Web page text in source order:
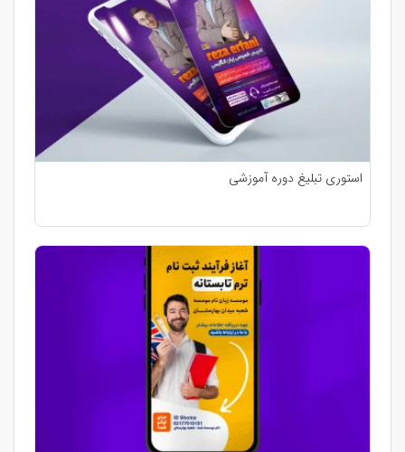
استوری تبلیغ دوره آموزشی